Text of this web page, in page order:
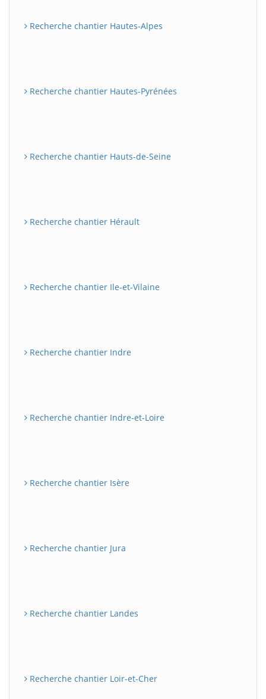
Recherche chantier Hautes-Alpes
Recherche chantier Hautes-Pyrénées
Recherche chantier Hauts-de-Seine
Recherche chantier Hérault
Recherche chantier Ile-et-Vilaine
Recherche chantier Indre
Recherche chantier Indre-et-Loire
Recherche chantier Isère
Recherche chantier Jura
Recherche chantier Landes
Recherche chantier Loir-et-Cher